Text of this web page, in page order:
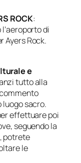
ROCK:
di
Ayers Rock.
e
tutto alla
sacro.
effettuare poi
seguendo la
potrete
le